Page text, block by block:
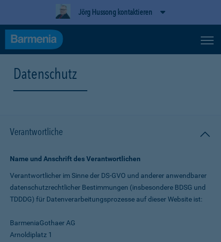
Jörg Hussong kontaktieren
Datenschutz
Verantwortliche
Name und Anschrift des Verantwortlichen
Verantwortlicher im Sinne der DS-GVO und anderer anwendbarer
datenschutz­rechtlicher Bestimmungen (insbesondere BDSG und
TDDDG) für Daten­verarbeitungs­prozesse auf dieser Website ist:
BarmeniaGothaer AG
Arnoldiplatz 1